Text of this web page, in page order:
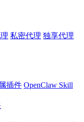
私密代理 独享代理
插件 OpenClaw Skill